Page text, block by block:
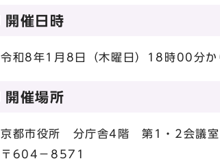
開催日時
令和8年1月8日（木曜日）18時00分
開催場所
京都市役所 分庁舎4階 第1・2会議室
〒604－8571